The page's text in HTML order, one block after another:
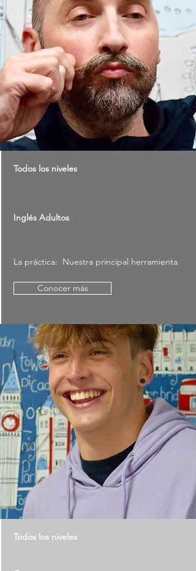
Todos los niveles
Inglés Adultos
La práctica: Nuestra principal herramienta
Conocer más
Todos los niveles